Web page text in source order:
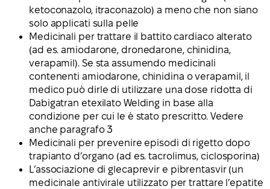
ketoconazolo, itraconazolo) a meno che non siano
solo applicati sulla pelle
Medicinali per trattare il battito cardiaco alterato
(ad es. amiodarone, dronedarone, chinidina,
verapamil). Se sta assumendo medicinali
contenenti amiodarone, chinidina o verapamil, il
medico può dirle di utilizzare una dose ridotta di
Dabigatran etexilato Welding in base alla
condizione per cui le è stato prescritto. Vedere
anche paragrafo 3
Medicinali per prevenire episodi di rigetto dopo
trapianto d’organo (ad es. tacrolimus, ciclosporina)
L’associazione di glecaprevir e pibrentasvir (un
medicinale antivirale utilizzato per trattare l’epatite